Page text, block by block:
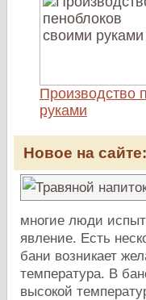
Производство
руками
Новое на сайте:
многие люди
явление. Есть
бани возникает
температура. В
высокой